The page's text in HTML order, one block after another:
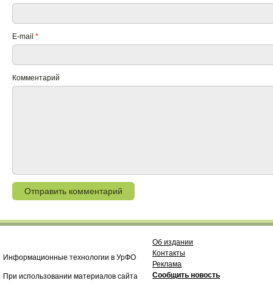
E-mail *
Комментарий
Информационные технологии в УрФО
При использовании материалов сайта
Об издании
Контакты
Реклама
Сообщить новость